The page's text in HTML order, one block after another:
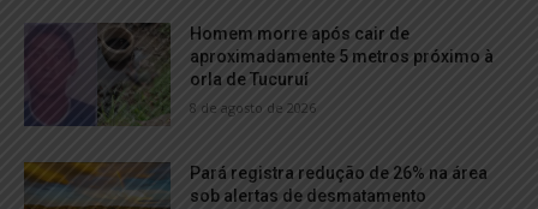
Homem morre após cair de
aproximadamente 5 metros próximo à
orla de Tucuruí
8 de agosto de 2026
Pará registra redução de 26% na área
sob alertas de desmatamento